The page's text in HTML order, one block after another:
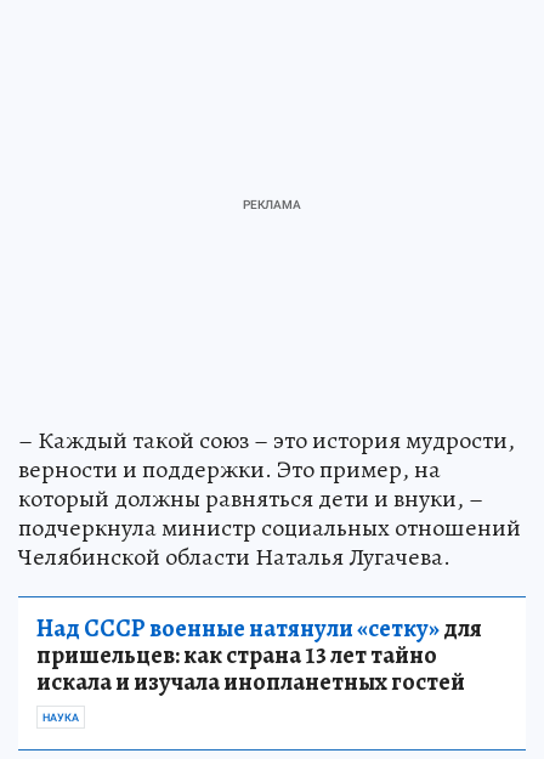
– Каждый такой союз – это история мудрости,
верности и поддержки. Это пример, на
который должны равняться дети и внуки, –
подчеркнула министр социальных отношений
Челябинской области Наталья Лугачева.
Над СССР военные натянули «сетку»для
пришельцев: как страна 13 лет тайно
искала и изучала инопланетных гостей
НАУКА